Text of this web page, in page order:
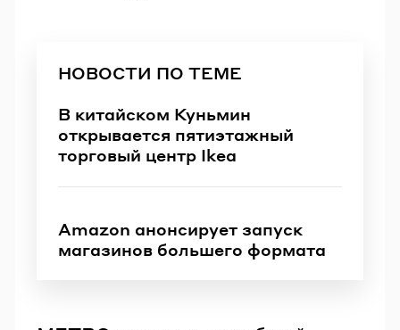
НОВОСТИ ПО ТЕМЕ
В китайском Куньмин
открывается пятиэтажный
торговый центр Ikea
Amazon анонсирует запуск
магазинов большего формата